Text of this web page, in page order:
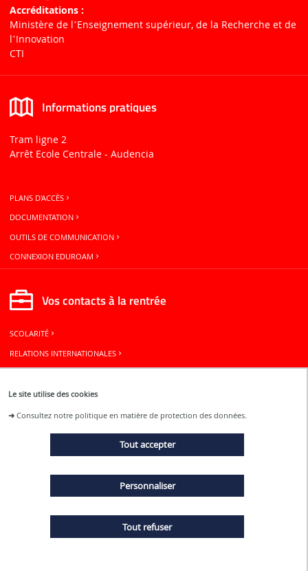
Le site utilise des cookies
➜Consultez notre politique en matière de protection des données.
Tout accepter
Tout refuser
Personnaliser
Accréditations :
Ministère de lʼEnseignement supérieur, de la Recherche et de
lʼInnovation
CTI
Informations pratiques
Tram ligne 2
Arrêt Ecole Centrale - Audencia
PLANS D'ACCÈS
DOCUMENTATION
OUTILS DE COMMUNICATION
CONNEXION EDUROAM
Vos contacts à la rentrée
SCOLARITÉ
RELATIONS INTERNATIONALES
Restons connectés